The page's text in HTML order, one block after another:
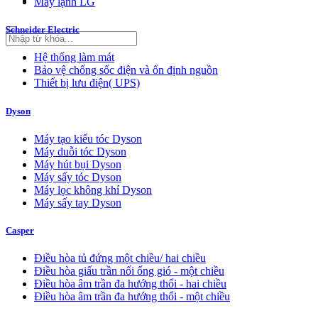
Schneider Electric
Hệ thống làm mát
Bảo vệ chống sốc điện và ổn định nguồn
Thiết bị lưu điện( UPS)
Dyson
Máy tạo kiểu tóc Dyson
Máy duỗi tóc Dyson
Máy hút bụi Dyson
Máy sấy tóc Dyson
Máy lọc không khí Dyson
Máy sấy tay Dyson
Casper
Điều hòa tủ đứng một chiều/ hai chiều
Điều hòa giấu trần nối ống gió - một chiều
Điều hòa âm trần đa hướng thổi - hai chiều
Điều hòa âm trần đa hướng thổi - một chiều